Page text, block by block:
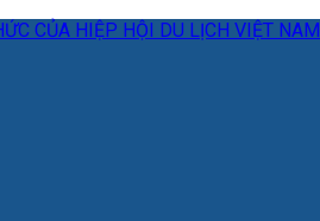
CỦA HIỆP HỘI DU LỊCH VIỆT NAM